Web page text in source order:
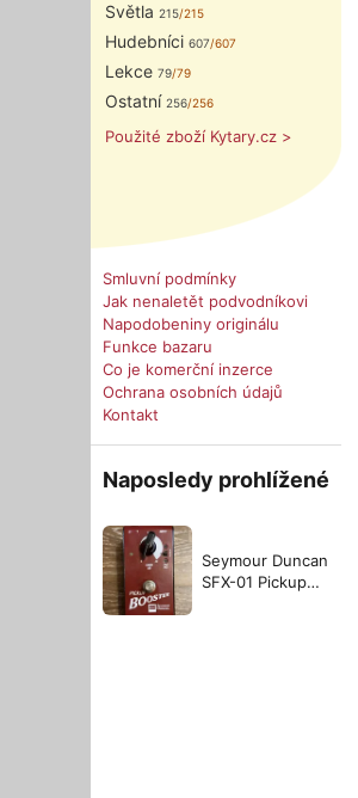
Světla 215/215
Hudebníci 607/607
Lekce 79/79
Ostatní 256/256
Použité zboží Kytary.cz >
Smluvní podmínky
Jak nenaletět podvodníkovi
Napodobeniny originálu
Funkce bazaru
Co je komerční inzerce
Ochrana osobních údajů
Kontakt
Naposledy prohlížené
Seymour Duncan
SFX-01 Pickup